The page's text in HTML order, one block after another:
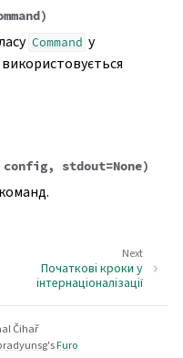
)
Command у
config, stdout=None)
Next
Початкові кроки у
інтернаціоналізації
Čihař
'sFuro